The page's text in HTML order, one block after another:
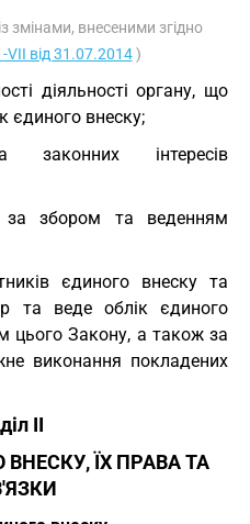
змінами, внесеними згідно
від 31.07.2014)
діяльності органу, що
єдиного внеску;
інтересів
за збором та веденням
єдиного внеску та
та веде облік єдиного
цього Закону, а також за
виконання покладених
II
ЇХ ПРАВА ТА